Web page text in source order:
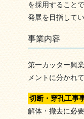
を採用すること
発展を目指してい
事業内容
第一カッター興
メントに分かれて
切断・穿孔工事
解体・撤去に必